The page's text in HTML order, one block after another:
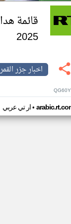
قائمة
2025
اخبار جزر القمر
ار تي عربي•